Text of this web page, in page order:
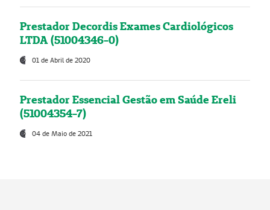
Prestador Decordis Exames Cardiológicos
LTDA (51004346-0)
01 de Abril de 2020
Prestador Essencial Gestão em Saúde Ereli
(51004354-7)
04 de Maio de 2021